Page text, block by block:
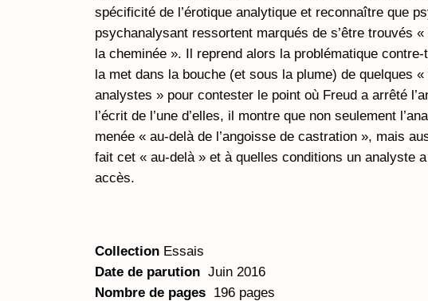
spécificité de l’érotique analytique et reconnaître que
psychanalysant ressortent marqués de s’être trouvés «
la cheminée ». Il reprend alors la problématique
la met dans la bouche (et sous la plume) de quelques «
analystes » pour contester le point où Freud a arrêté
l’écrit de l’une d’elles, il montre que non seulement
menée « au-delà de l’angoisse de castration », mais
fait cet « au-delà » et à quelles conditions un analyste
accès.
Collection Essais
Date de parution Juin 2016
Nombre de pages 196 pages